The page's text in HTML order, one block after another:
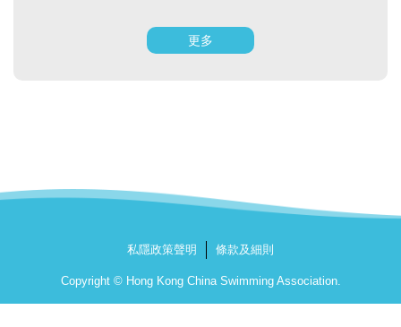
更多
私隱政策聲明 條款及細則
Copyright © Hong Kong China Swimming Association.